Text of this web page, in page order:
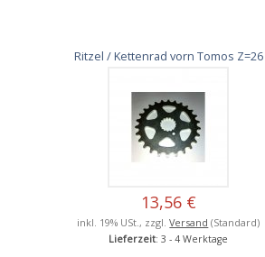
Ritzel / Kettenrad vorn Tomos Z=26
13,56 €
inkl. 19% USt., zzgl.Versand (Standard)
Lieferzeit: 3 - 4 Werktage